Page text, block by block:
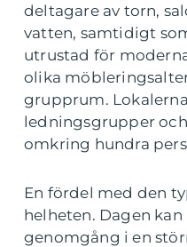
deltagare av torn,
vatten, samtidigt
utrustad för
olika
grupprum.
ledningsgrupper
omkring hundra
En fördel med den
helheten. Dagen
genomgång i en